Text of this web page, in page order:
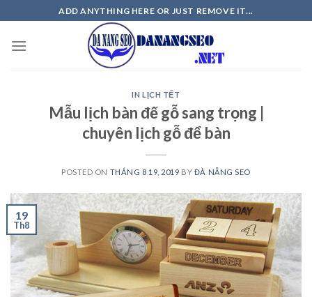
to
content
ADD ANYTHING HERE OR JUST REMOVE IT...
IN LỊCH TẾT
Mẫu lịch bàn đế gỗ sang trọng |
chuyên lịch gỗ để bàn
POSTED ON THÁNG 8 19, 2019 BY ĐÀ NẴNG SEO
19
Th8